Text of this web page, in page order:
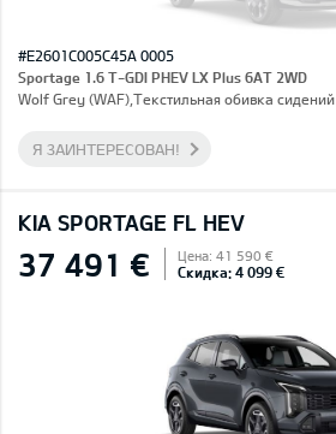
#E2601C005C45A 0005
Sportage 1.6 T-GDI PHEV LX Plus 6AT 2WD
Wolf Grey (WAF),Текстильная обивка сидений
Я ЗАИНТЕРЕСОВАН!
KIA SPORTAGE FL HEV
37 491 € Цена: 41 590 €
Скидка: 4 099 €